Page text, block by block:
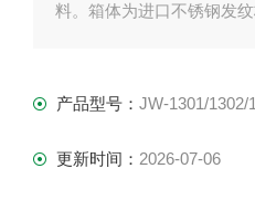
料。箱体为进口不锈钢发纹
置。
产品型号：JW-1301/1302/
更新时间： 2026-07-06